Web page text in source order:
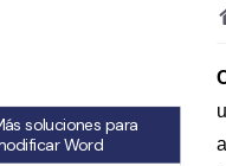
soluciones para
Word